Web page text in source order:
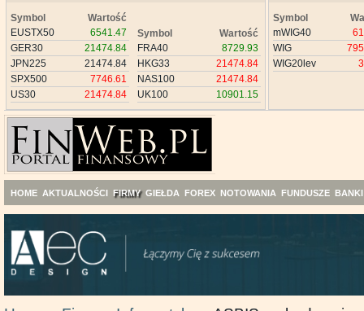
Symbol
Wartość
EUSTX50
6541.47
GER30
21474.84
JPN225
21474.84
SPX500
7746.61
US30
21474.84
Symbol
Wartość
FRA40
8729.93
HKG33
21474.84
NAS100
21474.84
UK100
10901.15
Symbol
mWIG40
WIG
WIG20lev
HOME AKTUALNOŚCI FIRMY GIEŁDA FOREX NOTOWANIA FUNDUSZE BANKI